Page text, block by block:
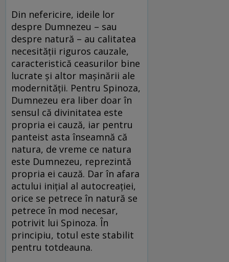
Din nefericire, ideile lor
despre Dumnezeu – sau
despre natură – au calitatea
necesității riguros cauzale,
caracteristică ceasurilor bine
lucrate și altor mașinării ale
modernității. Pentru Spinoza,
Dumnezeu era liber doar în
sensul că divinitatea este
propria ei cauză, iar pentru
panteist asta înseamnă că
natura, de vreme ce natura
este Dumnezeu, reprezintă
propria ei cauză. Dar în afara
actului inițial al autocreației,
orice se petrece în natură se
petrece în mod necesar,
potrivit lui Spinoza. În
principiu, totul este stabilit
pentru totdeauna.